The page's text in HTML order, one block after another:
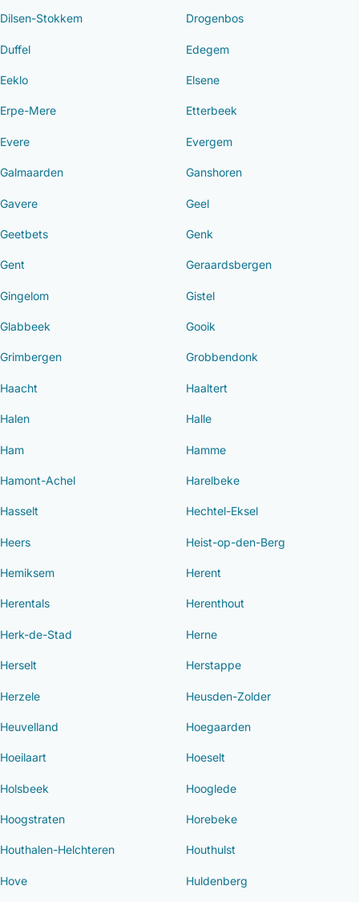
Dilsen-Stokkem Drogenbos
Duffel Edegem
Eeklo Elsene
Erpe-Mere Etterbeek
Evere Evergem
Galmaarden Ganshoren
Gavere Geel
Geetbets Genk
Gent Geraardsbergen
Gingelom Gistel
Glabbeek Gooik
Grimbergen Grobbendonk
Haacht Haaltert
Halen Halle
Ham Hamme
Hamont-Achel Harelbeke
Hasselt Hechtel-Eksel
Heers Heist-op-den-Berg
Hemiksem Herent
Herentals Herenthout
Herk-de-Stad Herne
Herselt Herstappe
Herzele Heusden-Zolder
Heuvelland Hoegaarden
Hoeilaart Hoeselt
Holsbeek Hooglede
Hoogstraten Horebeke
Houthalen-Helchteren Houthulst
Hove Huldenberg